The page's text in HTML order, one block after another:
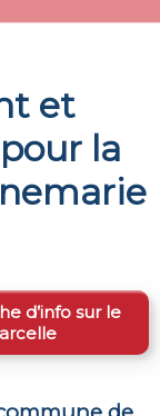
et
la
d’info sur le